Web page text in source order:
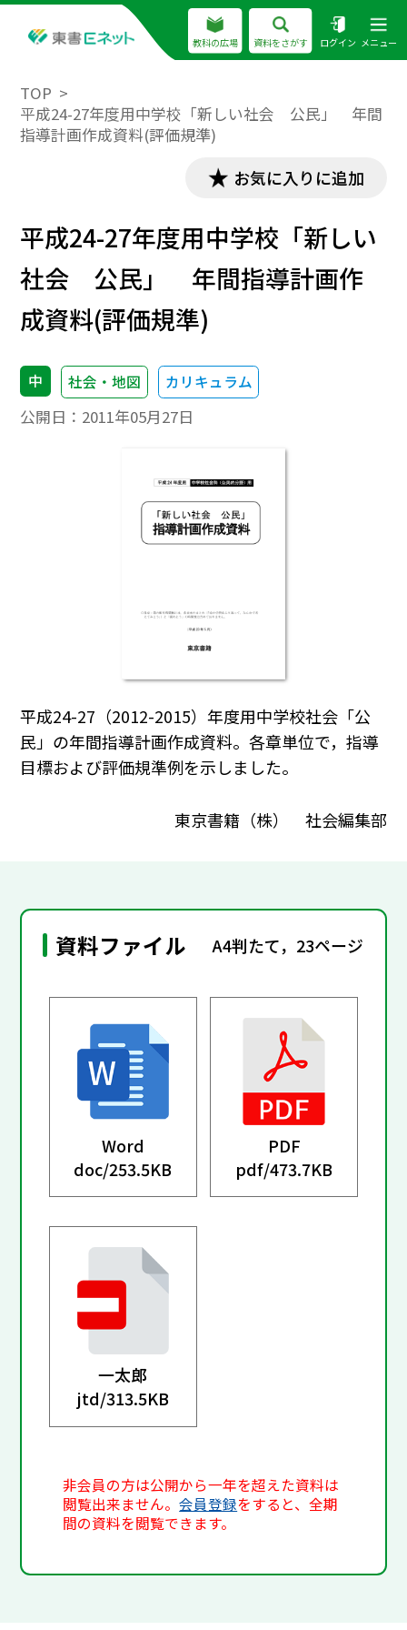
教科の広場 資料をさがす ログイン メニュー
TOP
平成24-27年度用中学校「新しい社会 公民」 年間
指導計画作成資料(評価規準)
お気に入りに追加
平成24-27年度用中学校「新しい
社会 公民」 年間指導計画作
成資料(評価規準)
中 社会・地図 カリキュラム
公開日： 2011年05月27日
平成24-27（2012-2015）年度用中学校社会「公
民」の年間指導計画作成資料。各章単位で，指導
目標および評価規準例を示しました。
東京書籍（株） 社会編集部
資料ファイル A4判たて，23ページ
Word
doc/253.5KB
PDF
pdf/473.7KB
一太郎
jtd/313.5KB
非会員の方は公開から一年を超えた資料は
閲覧出来ません。会員登録をすると、全期
間の資料を閲覧できます。